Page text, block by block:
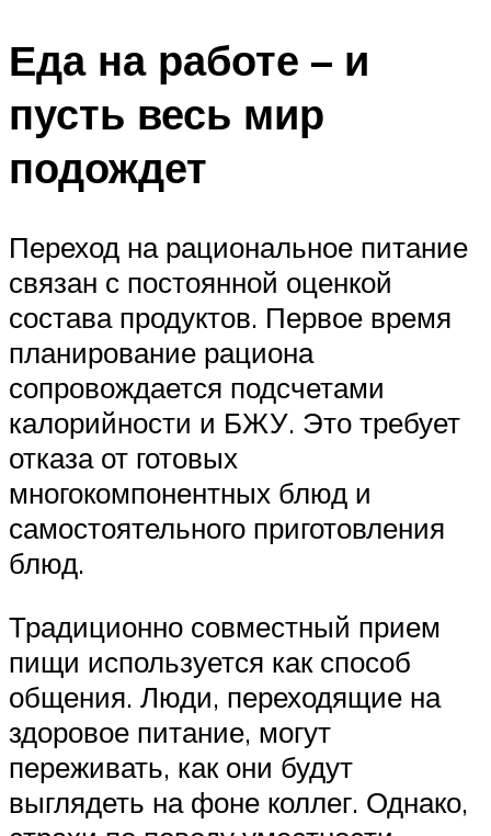
Еда на работе – и
пусть весь мир
подождет
Переход на рациональное питание
связан с постоянной оценкой
состава продуктов. Первое время
планирование рациона
сопровождается подсчетами
калорийности и БЖУ. Это требует
отказа от готовых
многокомпонентных блюд и
самостоятельного приготовления
блюд.
Традиционно совместный прием
пищи используется как способ
общения. Люди, переходящие на
здоровое питание, могут
переживать, как они будут
выглядеть на фоне коллег. Однако,